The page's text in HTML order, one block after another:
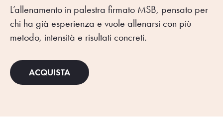
L’allenamento in palestra firmato MSB, pensato per
chi ha già esperienza e vuole allenarsi con più
metodo, intensità e risultati concreti.
ACQUISTA